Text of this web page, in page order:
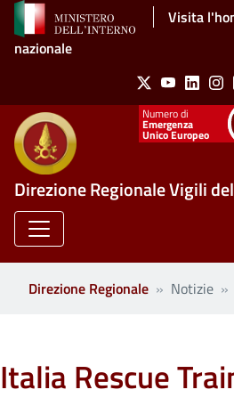
Salta al contenuto principale
Visita
nazionale
Social
X Youtube
Emergenza
Unico Europeo
Direzione Regionale Vigili
Direzione Regionale Notizie
Italia Rescue